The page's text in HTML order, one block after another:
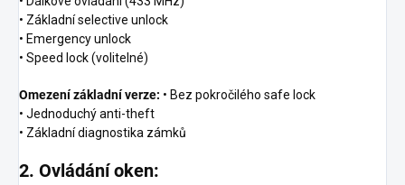
• Základní selective unlock
• Emergency unlock
• Speed lock (volitelné)
Omezení základní verze: • Bez pokročilého safe lock
• Jednoduchý anti-theft
• Základní diagnostika zámků
2. Ovládání oken: